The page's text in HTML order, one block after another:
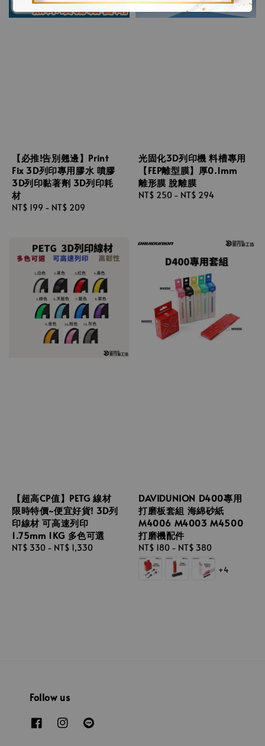
【必推!告別翹邊】Print
Fix 3D列印專用膠水 噴膠
3D列印黏著劑 3D列印耗
材
Regular
NT$ 199 - NT$ 209
光固化3D列印機 料槽專用
【FEP離型膜】厚0.1mm
離形膜 脫離膜
Regular
NT$ 250 - NT$ 294
【超高CP值】PETG 線材
限時特價~便宜好貨! 3D列
印線材 可高速列印
1.75mm 1KG 多色可選
Regular
NT$ 330 - NT$ 1,330
DAVIDUNION D400專用
打磨板套組 海綿砂紙
M4006 M4003 M4500
打磨機配件
Regular
price
NT$ 180 - NT$ 380
+4
Follow us